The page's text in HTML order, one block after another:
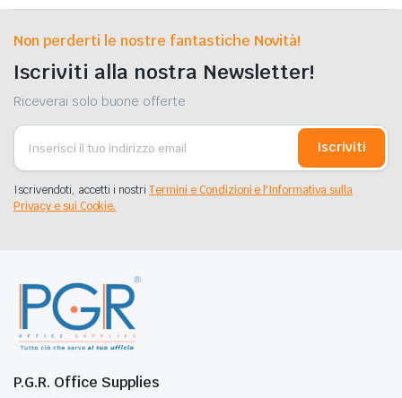
Non perderti le nostre fantastiche Novità!
Iscriviti alla nostra Newsletter!
Riceverai solo buone offerte
Iscriviti
Iscrivendoti, accetti i nostriTermini e Condizioni e l'Informativa sulla
Privacy e sui Cookie.
P.G.R. Office Supplies